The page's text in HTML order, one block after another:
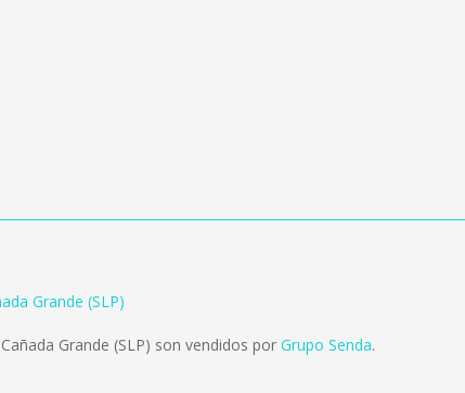
Grande (SLP)
Grande (SLP) son vendidos por Grupo Senda.